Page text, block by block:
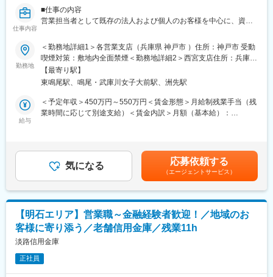
・残業11時間程度
・転勤無し
地域経済の持続的発展に貢献する金融機能の提供だけにとどまら
ず、文化や教育、環境など地域社会の活性化に貢献しているのも
同金庫の特徴です。例えば、第一回から参加する淡路島まつり
「おどり大会」、洲本市・龍谷大学との連携で始まった「かいぼ
タ」など、多彩な地域行事への参加・協賛を行っており、地域に
に根差した金庫として愛されています。
■研修制度
度です。外部派遣研修や職場内研修はもちろん、通信講座、資格
取得をサポートし、職員一人ひとりのレベルアップを図っていま
す。
【階層別】
新入職員研修、初級管理者研修、中堅管理者研修、次長研修、支
店長研修ほか
【職務別】
■社風
どの支店の社員も雰囲気がとても明るく、柔らかく、いきいきと
働いています。職員同士の距離感が近く、風通しのよい雰囲気で
■働き方
・年休122日
・残業11時間程度
・転勤無し
■淡路信用金庫の魅力
仕事内容
■仕事の内容
営業担当者として既存の法人および個人のお客様を中心に、資金
していただきます。詳細は下記になります。
【お客様・取り扱い商品の詳細】
法人8割：個人2割。既存8割：新規2割(お客様からの紹介も多数)
・預金業務、保険販売、融資（個人ローン、住宅ローン）、法人
融資等
■キャリアパス
ー、経ては管理職を目指していただく方、大歓迎です。
■評価制度
く、プロセスや業務能力を加味してで評価、賞与や昇給に反映さ
れます。
■配属先情報
※居住先やご希望も考慮いたします。
勤務地
＜勤務地詳細1＞各営業支店（兵庫県 神戸市 ）住所：神戸市 受動
喫煙対策：敷地内全面禁煙＜勤務地詳細2＞西宮支店住所：兵庫県
西宮市笠屋町13番36号 受動喫煙対策：屋内全面禁煙
【最寄り駅】
東鳴尾駅、鳴尾・武庫川女子大前駅、洲先駅
給与
＜予定年収＞450万円～550万円＜賃金形態＞月給制残業手当（残
業時間に応じて別途支給）＜賃金内訳＞月額（基本給）：
能性があります。月給(月額)は固定手当を含めた表記です。
気になる 応募依頼する
（エージェントサービス）
【明石エリア】営業職～金融経験者歓迎！／地域のお
客様に寄り添う／老舗信用金庫／残業11h
淡路信用金庫
正社員